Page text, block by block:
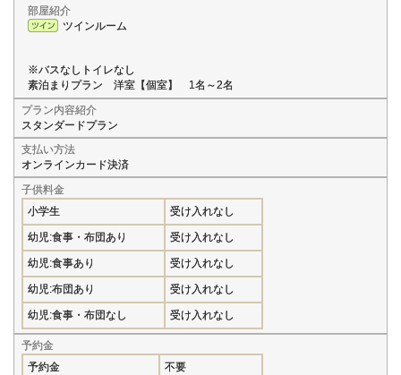
部屋紹介
ツインルーム
※バスなしトイレなし
素泊まりプラン 洋室【個室】 1名～2名
プラン内容紹介
スタンダードプラン
支払い方法
オンラインカード決済
子供料金
小学生
受け入れなし
幼児:食事・布団あり 受け入れなし
幼児:食事あり 受け入れなし
幼児:布団あり 受け入れなし
幼児:食事・布団なし 受け入れなし
予約金
予約金
不要